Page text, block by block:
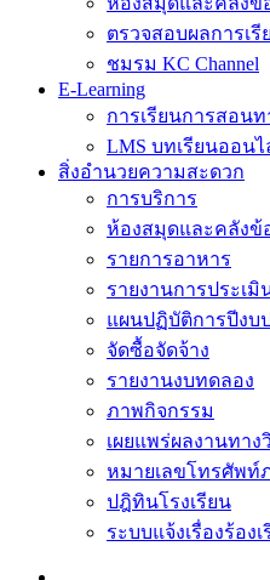
ตรวจสอบผลการเรี
ชมรม KC Channel
E-Learning
การเรียนการสอนท
LMS บทเรียนออน
สิ่งอำนวยความสะดวก
การบริการ
ห้องสมุดและคลังข้
รายการอาหาร
รายงานการประเ
แผนปฏิบัติการปีงบ
จัดซื้อจัดจ้าง
รายงานงบทดลอง
ภาพกิจกรรม
เผยแพร่ผลงานทาง
หมายเลขโทรศัพท์
ปฎิทินโรงเรียน
ระบบแจ้งเรื่องร้องเ